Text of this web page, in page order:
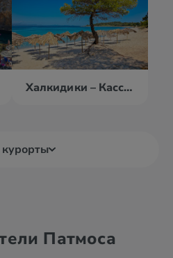
Халкидики – Кассандра
курорты
Волос
Патмоса